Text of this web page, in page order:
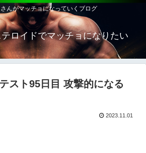
んがマッチョになっていくブログ
ロイドでマッチョになりたい
スト95日目 攻撃的になる
2023.11.01